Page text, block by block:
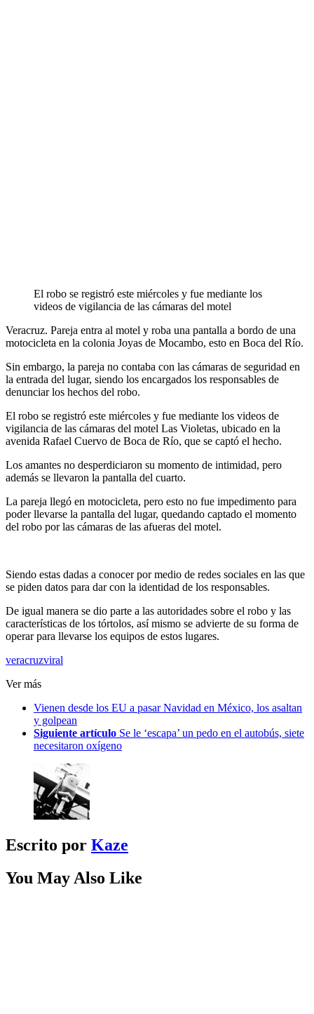
El robo se registró este miércoles y fue mediante los
videos de vigilancia de las cámaras del motel
Veracruz. Pareja entra al motel y roba una pantalla a bordo de una
motocicleta en la colonia Joyas de Mocambo, esto en Boca del Río.
Sin embargo, la pareja no contaba con las cámaras de seguridad en
la entrada del lugar, siendo los encargados los responsables de
denunciar los hechos del robo.
El robo se registró este miércoles y fue mediante los videos de
vigilancia de las cámaras del motel Las Violetas, ubicado en la
avenida Rafael Cuervo de Boca de Río, que se captó el hecho.
Los amantes no desperdiciaron su momento de intimidad, pero
además se llevaron la pantalla del cuarto.
La pareja llegó en motocicleta, pero esto no fue impedimento para
poder llevarse la pantalla del lugar, quedando captado el momento
del robo por las cámaras de las afueras del motel.
Siendo estas dadas a conocer por medio de redes sociales en las que
se piden datos para dar con la identidad de los responsables.
De igual manera se dio parte a las autoridades sobre el robo y las
características de los tórtolos, así mismo se advierte de su forma de
operar para llevarse los equipos de estos lugares.
veracruzviral
Ver más
Vienen desde los EU a pasar Navidad en México, los asaltan
y golpean
Siguiente artículo Se le ‘escapa’ un pedo en el autobús, siete
necesitaron oxígeno
Escrito por Kaze
You May Also Like